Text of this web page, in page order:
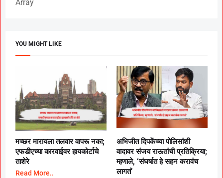
Array
YOU MIGHT LIKE
मच्छर मारायला तलवार वापरू नका;
एफडीएच्या कारवाईवर हायकोर्टाचे
ताशेरे
Read More..
अभिजीत दिपकेंच्या पोलिसांशी
वादावर संजय राऊतांची प्रतिक्रिया;
म्हणाले, ‘संघर्षात हे सहन करावंच
लागतं’